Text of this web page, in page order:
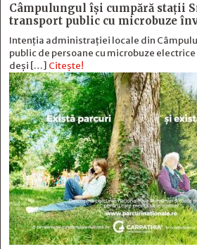
Câmpulungul îşi cumpără staţii
transport public cu microbuze
Intenția administrației locale din
public de persoane cu microbuze
deși […] Citește!